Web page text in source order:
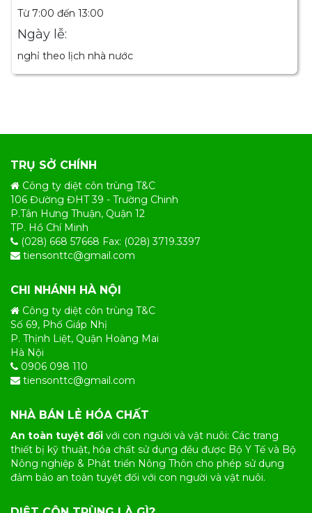
Từ 7:00 đến 13:00
Ngày lễ:
nghỉ theo lịch nhà nước
TRỤ SỞ CHÍNH
Công ty diệt côn trùng T&C
106 Đường ĐHT 39 - Trường Chinh
P.Tân Hưng Thuận, Quận 12
TP. Hồ Chí Minh
(028) 668 57668 Fax: (028) 3719.3397
tiensonttc@gmail.com
CHI NHÁNH HÀ NỘI
Công ty diệt côn trùng T&C
Số 69, Phố Giáp Nhị
P. Thịnh Liệt, Quận Hoàng Mai
Hà Nội
0906 098 110
tiensonttc@gmail.com
NHÀ BÁN LẺ HÓA CHẤT
An toàn tuyệt đối với con người và vật nuôi: Các trang
thiết bị kỹ thuật, hóa chất sử dụng đều được Bộ Y Tế và Bộ
Nông nghiệp & Phát triển Nông Thôn cho phép sử dụng
đảm bảo an toàn tuyệt đối với con người và vật nuôi.